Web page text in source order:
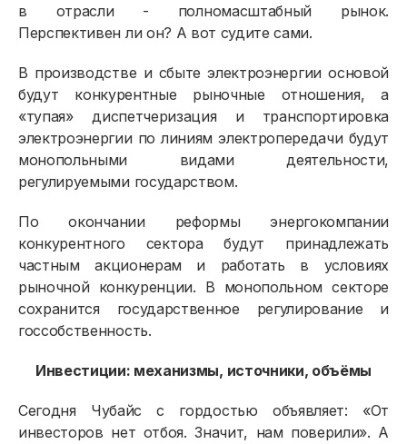
в отрасли - полномасштабный рынок.
Перспективен ли он? А вот судите сами.
В производстве и сбыте электроэнергии основой
будут конкурентные рыночные отношения, а
«тупая» диспетчеризация и транспортировка
электроэнергии по линиям электропередачи будут
монопольными видами деятельности,
регулируемыми государством.
По окончании реформы энергокомпании
конкурентного сектора будут принадлежать
частным акционерам и работать в условиях
рыночной конкуренции. В монопольном секторе
сохранится государственное регулирование и
госсобственность.
Инвестиции: механизмы, источники, объёмы
Сегодня Чубайс с гордостью объявляет: «От
инвесторов нет отбоя. Значит, нам поверили». А
Физическим лицам
Договор энергоснабжения
Должникам
Онлайн-сервисы
Полезное